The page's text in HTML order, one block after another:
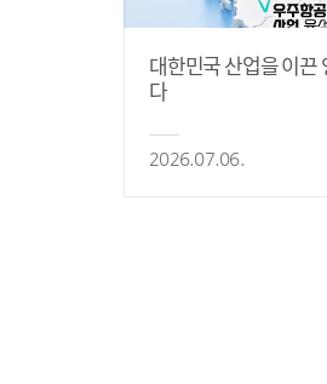
대한민국 산업을 이끈
다
2026.07.06.